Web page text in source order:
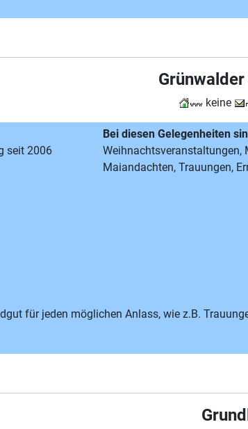
keine
seit 2006
Bei diesen Gelegenheiten
Weihnachtsveranstaltungen,
Maiandachten, Trauungen,
für jeden möglichen Anlass, wie z.B.